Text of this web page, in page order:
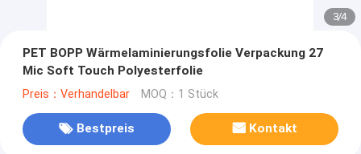
3/4
PET BOPP Wärmelaminierungsfolie Verpackung 27
Mic Soft Touch Polyesterfolie
Preis：Verhandelbar MOQ：1 Stück
Bestpreis Kontakt